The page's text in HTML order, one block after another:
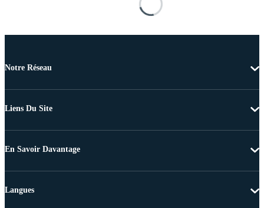
Notre Réseau
Liens Du Site
En Savoir Davantage
Langues